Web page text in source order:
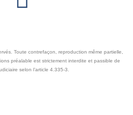
Toute contrefaçon, reproduction même partielle,
préalable est strictement interdite et passible de
selon l’article 4.335-3.